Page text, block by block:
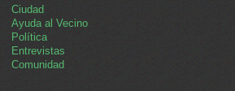
Ciudad
Ayuda al Vecino
Política
Entrevistas
Comunidad